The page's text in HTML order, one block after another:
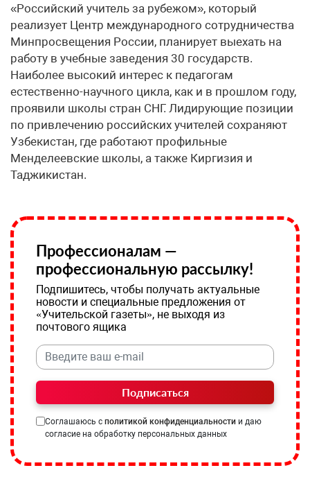
«Российский учитель за рубежом», который
реализует Центр международного сотрудничества
Минпросвещения России, планирует выехать на
работу в учебные заведения 30 государств.
Наиболее высокий интерес к педагогам
естественно-научного цикла, как и в прошлом году,
проявили школы стран СНГ. Лидирующие позиции
по привлечению российских учителей сохраняют
Узбекистан, где работают профильные
Менделеевские школы, а также Киргизия и
Таджикистан.
Профессионалам —
профессиональную рассылку!
Подпишитесь, чтобы получать актуальные
новости и специальные предложения от
«Учительской газеты», не выходя из
почтового ящика
Подписаться
Соглашаюсь с политикой конфиденциальности и даю
согласие на обработку персональных данных